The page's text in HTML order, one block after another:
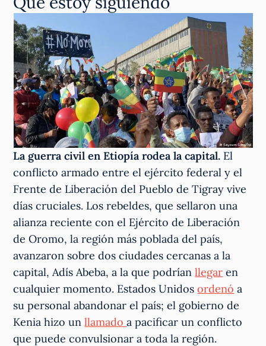
La guerra civil en Etiopía rodea la capital. El
conflicto armado entre el ejército federal y el
Frente de Liberación del Pueblo de Tigray vive
días cruciales. Los rebeldes, que sellaron una
alianza reciente con el Ejército de Liberación
de Oromo, la región más poblada del país,
avanzaron sobre dos ciudades cercanas a la
capital, Adís Abeba, a la que podríanllegar en
cualquier momento. Estados Unidosordenó a
su personal abandonar el país; el gobierno de
Kenia hizo unllamadoa pacificar un conflicto
que puede convulsionar a toda la región.